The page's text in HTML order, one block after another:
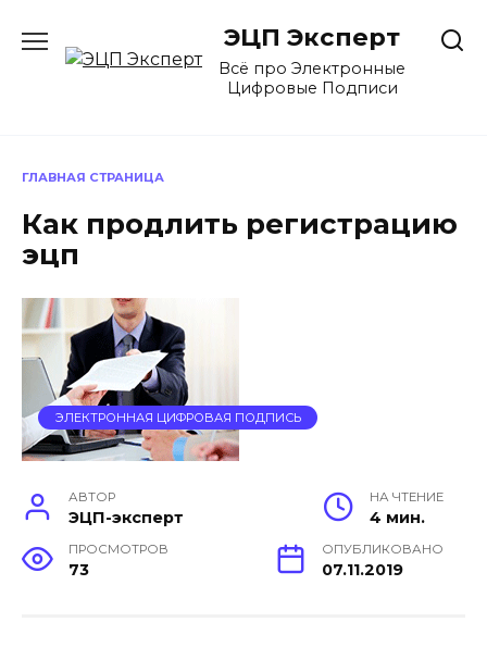
содержанию
ЭЦП Эксперт
Всё про Электронные
Цифровые Подписи
ГЛАВНАЯ СТРАНИЦА
Как продлить регистрацию
эцп
ЭЛЕКТРОННАЯ ЦИФРОВАЯ ПОДПИСЬ
АВТОР
ЭЦП-эксперт
НА ЧТЕНИЕ
4 мин.
ПРОСМОТРОВ
73
ОПУБЛИКОВАНО
07.11.2019